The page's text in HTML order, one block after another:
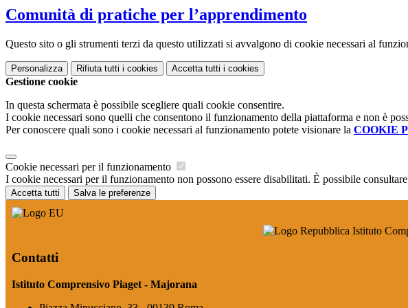
Comunità di pratiche per l’apprendimento
Questo sito o gli strumenti terzi da questo utilizzati si avvalgono di cookie necessari al
Personalizza Rifiuta tutti i cookies Accetta tutti i cookies
Gestione cookie
In questa schermata è possibile scegliere quali cookie consentire.
I cookie necessari sono quelli che consentono il funzionamento della piattaforma e non è
Per conoscere quali sono i cookie necessari al funzionamento potete visionare la COOKIE
Cookie necessari per il funzionamento
I cookie necessari per il funzionamento non possono essere disabilitati. È possibile
Accetta tutti Salva le preferenze
Istituto
Contatti
Istituto Comprensivo Piaget - Majorana